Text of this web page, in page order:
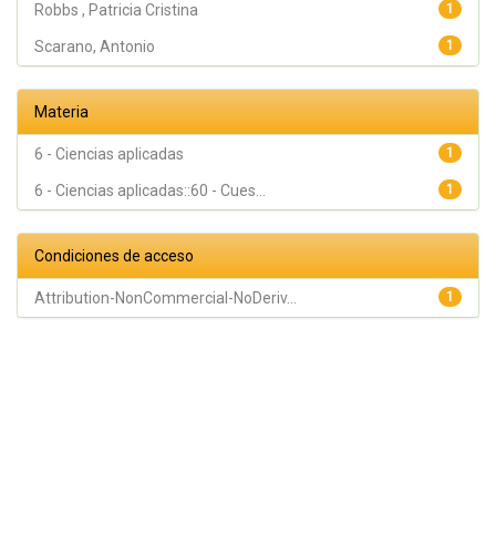
1
Robbs , Patricia Cristina
1
Scarano, Antonio
Materia
1
6 - Ciencias aplicadas
1
6 - Ciencias aplicadas::60 - Cues...
Condiciones de acceso
1
Attribution-NonCommercial-NoDeriv...